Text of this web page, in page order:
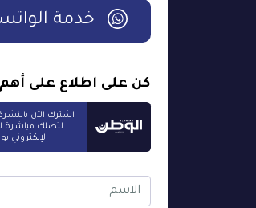
خدمة
كن على اطلاع على أهم
اشترك الآن بالنشرة
لتصلك مباشرة
الإلكتروني